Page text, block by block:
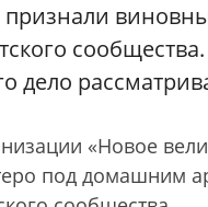
признали
дело
«Новое
под домашним